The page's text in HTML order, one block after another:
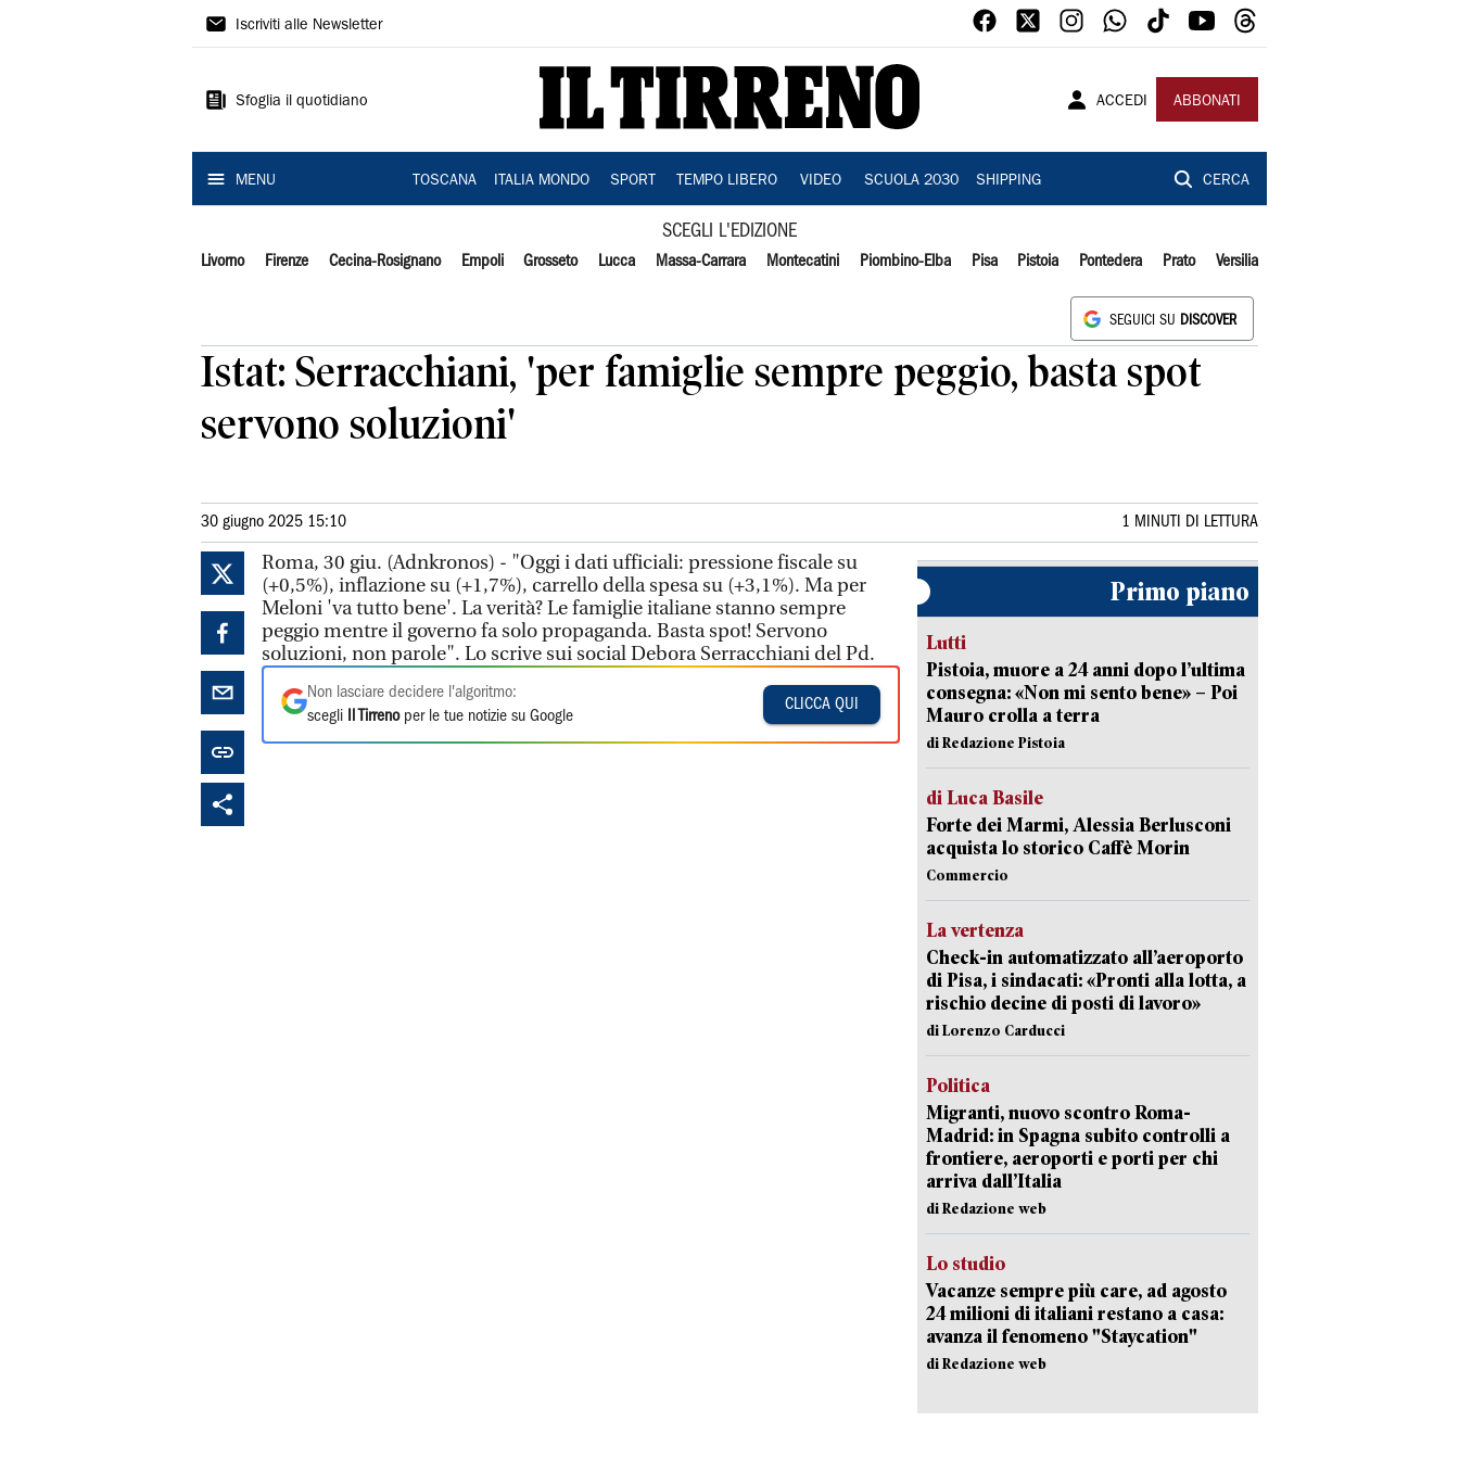
Il
Iscriviti alle Newsletter
Sfoglia il quotidiano ACCEDI ABBONATI
MENU TOSCANA ITALIA MONDO SPORT TEMPO LIBERO VIDEO SCUOLA 2030 SHIPPING CERCA
SCEGLI L'EDIZIONE
Livorno Firenze Cecina-Rosignano Empoli Grosseto Lucca Massa-Carrara Montecatini Piombino-Elba Pisa Pistoia Pontedera Prato Versilia
SEGUICI SU DISCOVER
Istat: Serracchiani, 'per famiglie sempre peggio, basta spot
servono soluzioni'
30 giugno 2025 15:10 1 MINUTI DI LETTURA
Roma, 30 giu. (Adnkronos) - "Oggi i dati ufficiali: pressione fiscale su
(+0,5%), inflazione su (+1,7%), carrello della spesa su (+3,1%). Ma per
Meloni 'va tutto bene'. La verità? Le famiglie italiane stanno sempre
peggio mentre il governo fa solo propaganda. Basta spot! Servono
soluzioni, non parole". Lo scrive sui social Debora Serracchiani del Pd.
Non lasciare decidere l'algoritmo:
scegli
Il Tirrenoper le tue notizie su Google
CLICCA QUI
Primo piano
Lutti
Pistoia, muore a 24 anni dopo l’ultima
consegna: «Non mi sento bene» – Poi
Mauro crolla a terra
di Redazione Pistoia
di Luca Basile
Forte dei Marmi, Alessia Berlusconi
acquista lo storico Caffè Morin
Commercio
La vertenza
Check-in automatizzato all’aeroporto
di Pisa, i sindacati: «Pronti alla lotta, a
rischio decine di posti di lavoro»
di Lorenzo Carducci
Politica
Migranti, nuovo scontro Roma-
Madrid: in Spagna subito controlli a
frontiere, aeroporti e porti per chi
arriva dall’Italia
di Redazione web
Lo studio
Vacanze sempre più care, ad agosto
24 milioni di italiani restano a casa:
avanza il fenomeno "Staycation"
di Redazione web